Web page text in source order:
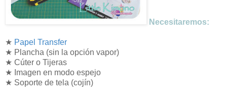
Necesitaremos:
★ Papel Transfer
★ Plancha (sin la opción vapor)
★ Cúter o Tijeras
★ Imagen en modo espejo
★ Soporte de tela (cojín)